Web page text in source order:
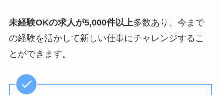
未経験OKの求人が5,000件以上多数あり、今まで
の経験を活かして新しい仕事にチャレンジするこ
とができます。